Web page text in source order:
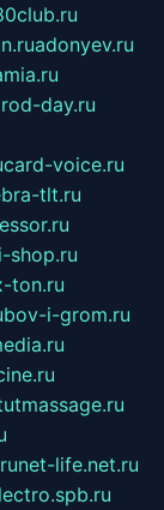
adonyev.ru
day.ru
card-voice.ru
tlt.ru
shop.ru
ton.ru
i-grom.ru
net-life.net.ru